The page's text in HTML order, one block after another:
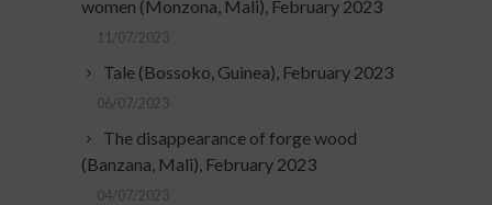
women (Monzona, Mali), February 2023
11/07/2023
Tale (Bossoko, Guinea), February 2023
06/07/2023
The disappearance of forge wood
(Banzana, Mali), February 2023
04/07/2023